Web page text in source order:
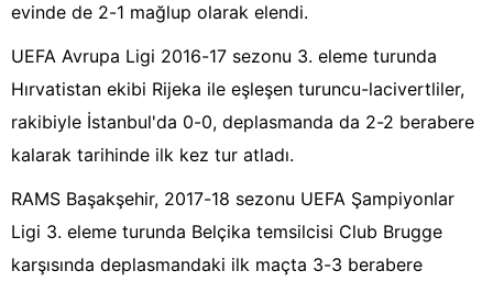
evinde de 2-1 mağlup olarak elendi.
UEFA Avrupa Ligi 2016-17 sezonu 3. eleme turunda
Hırvatistan ekibi Rijeka ile eşleşen turuncu-lacivertliler,
rakibiyle İstanbul'da 0-0, deplasmanda da 2-2 berabere
kalarak tarihinde ilk kez tur atladı.
RAMS Başakşehir, 2017-18 sezonu UEFA Şampiyonlar
Ligi 3. eleme turunda Belçika temsilcisi Club Brugge
karşısında deplasmandaki ilk maçta 3-3 berabere